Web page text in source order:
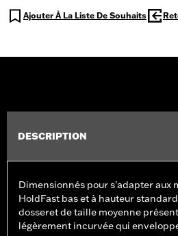
Ajouter À La Liste De Souhaits
DESCRIPTION
Dimensionnés pour s'adapter aux
HoldFast bas et à hauteur
dosseret de taille moyenne
légèrement incurvée qui